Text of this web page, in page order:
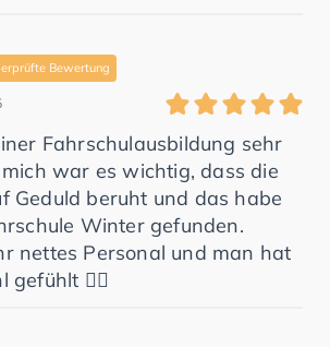
Bewertung
Fahrschulausbildung sehr
war es wichtig, dass die
Geduld beruht und das habe
Winter gefunden.
nettes Personal und man hat
👍🏻